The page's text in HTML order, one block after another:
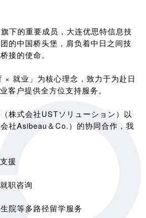
下的重要成员，大连优思特信息技
的中国桥头堡，肩负着中日之间技
接的使命。
× 就业」为核心理念，致力于为赴日
客户提供全方位支持服务。
株式会社USTソリューション）以
社Asibeau＆Co.）的协同合作，我
援
职咨询
院等多路径留学服务